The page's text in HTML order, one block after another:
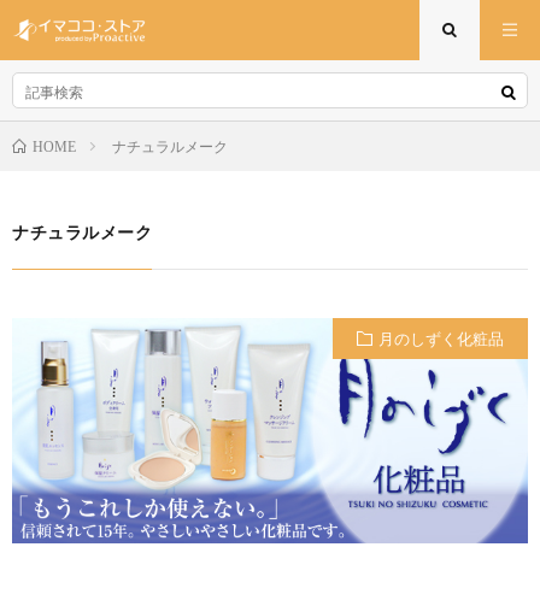
HOME ナチュラルメーク
ナチュラルメーク
月のしずく化粧品